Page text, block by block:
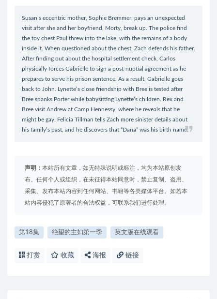
Susan’s eccentric mother, Sophie Bremmer, pays an unexpected
visit after she and her boyfriend, Morty, break up. The police find
the toy chest Paul threw into the lake, with the remains of a body
inside it. When questioned about the chest, Zach defends his father.
After finding out about the hospital settlement check, Carlos
physically forces Gabrielle to sign a post-nuptial agreement as he
prepares to serve his prison sentence. As a result, Gabrielle goes
back to John. Lynette’s close friendship with Bree is tested after
Bree spanks Porter while babysitting Lynette’s children. Rex and
Bree visit Andrew at Camp Hennessy, where he reveals that he
might be gay. Felicia Tillman tells Zach more sinister details about
his family’s past, and he discovers that “Dana” was his birth name.
声明： 本站所有文章，如无特殊说明或标注，均为本站原创发
布。任何个人或组织，在未征得本站同意时，禁止复制、盗用、
采集、发布本站内容到任何网站、书籍等各类媒体平台。如若本
站内容侵犯了原著者的合法权益，可联系我们进行处理。
第18集 绝望的主妇第一季 英文版在线观看
打赏 收藏 海报 链接